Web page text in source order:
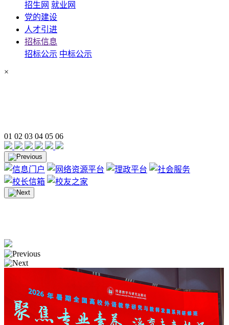
招生网 就业网
党的建设
人才引进
招标信息
招标公示 中标公示
×
01 02 03 04 05 06